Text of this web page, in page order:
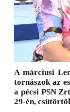
A márciusi
tornászok az
a pécsi PSN
29-én,